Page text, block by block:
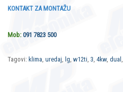
KONTAKT ZA MONTAŽU
Mob: 091 7823 500
Tagovi: klima, uredaj, lg, w12ti, 3, 4kw, dual ,